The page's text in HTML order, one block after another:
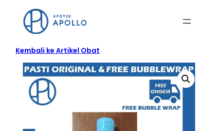
Kembali ke Artikel Obat